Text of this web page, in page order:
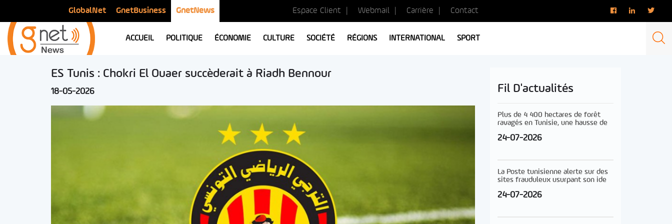
GlobalNet GnetBusiness GnetNews Espace Client Webmail Carrière Contact
ACCUEIL POLITIQUE ÉCONOMIE CULTURE SOCIÉTÉ RÉGIONS INTERNATIONAL SPORT
ES Tunis : Chokri El Ouaer succèderait à Riadh Bennour
18-05-2026 Fil D'actualités
Plus de 4 400 hectares de forêt
ravagés en Tunisie, une hausse de
24-07-2026
La Poste tunisienne alerte sur des
sites frauduleux usurpant son ide
24-07-2026